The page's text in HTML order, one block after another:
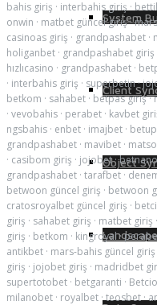
System
Client
Object
bahis giriş · interbahis giriş ·
onwin · matbet güncel giriş·
casinoas giriş · grandpashabet ·
holiganbet · grandpashabet giriş
hızlıcasino · grandpashabet ·
· interbahis giriş · superbetin·
betkom · sahabet · betpas giriş·
· vevobahis · perabet · kavbet
ngsbahis · enbet · imajbet ·
grandpashabet · mavibet ·
· casibom giriş · jojobet·betnano
grandpashabet · tarafbet ·
betwoon güncel giriş · betwoon
cratosroyalbet güncel giriş · betci
giriş · sahabet giriş · matbet giriş ·
giriş · betkom · kingroyal·
antikbet · mars-bahis güncel giriş
giriş · jojobet giriş · madridbet
supertotobet · betgaranti ·
milanobet · royalbet ·teosbet·